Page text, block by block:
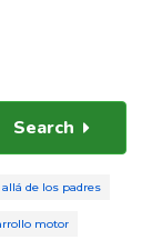
Search
de los padres
motor